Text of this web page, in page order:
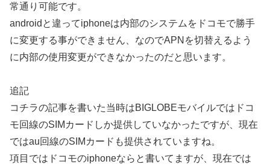
常通り可能です。
androidと違ってiphoneは内部のシステムをドコモで勝手
に変更する事ができません、なのでAPNを切替えるよう
に内部の使用変更ができなかったのだと思います。
追記
コチラの記事を書いた当時はBIGLOBEモバイルではドコ
モ回線のSIMカードしか提供していなかったですが、現在
ではau回線のSIMカードも提供されていますね。
項目ではドコモのiphoneならと書いてますが、現在では